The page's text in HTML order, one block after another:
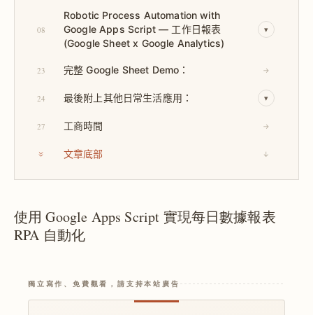
08
Robotic Process Automation with
Google Apps Script — 工作日報表
(Google Sheet x Google Analytics)
▾
23 完整 Google Sheet Demo： →
24 最後附上其他日常生活應用： ▾
27 工商時間 →
文章底部 ↓
使用 Google Apps Script 實現每日數據報表
RPA 自動化
獨立寫作、免費觀看，請支持本站廣告